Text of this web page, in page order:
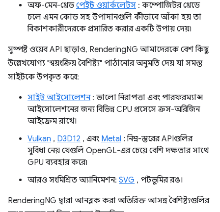
অফ-মেন-থ্রেডপেইন্ট ওয়ার্কলেটস : কম্পোজিটর থ্রেডে
চলে এমন কোড সহ উপাদানগুলি কীভাবে আঁকা হয় তা
বিকাশকারীদেরকে প্রসারিত করার একটি উপায় দেয়৷
সুস্পষ্ট ওয়েব API ছাড়াও, RenderingNG আমাদেরকে বেশ কিছু
উল্লেখযোগ্য "স্বয়ংক্রিয় বৈশিষ্ট্য" পাঠানোর অনুমতি দেয় যা সমস্ত
সাইটকে উপকৃত করে:
সাইট আইসোলেশন: ভালো নিরাপত্তা এবং পারফরম্যান্স
আইসোলেশনের জন্য বিভিন্ন CPU প্রসেসে ক্রস-অরিজিন
আইফ্রেম রাখে।
Vulkan , D3D12 , এবং Metal : নিম্ন-স্তরের APIগুলির
সুবিধা নেয় যেগুলি OpenGL-এর চেয়ে বেশি দক্ষতার সাথে
GPU ব্যবহার করে৷
আরও সংমিশ্রিত অ্যানিমেশন: SVG , পটভূমির রঙ।
RenderingNG দ্বারা আনব্লক করা অতিরিক্ত আসন্ন বৈশিষ্ট্যগুলির